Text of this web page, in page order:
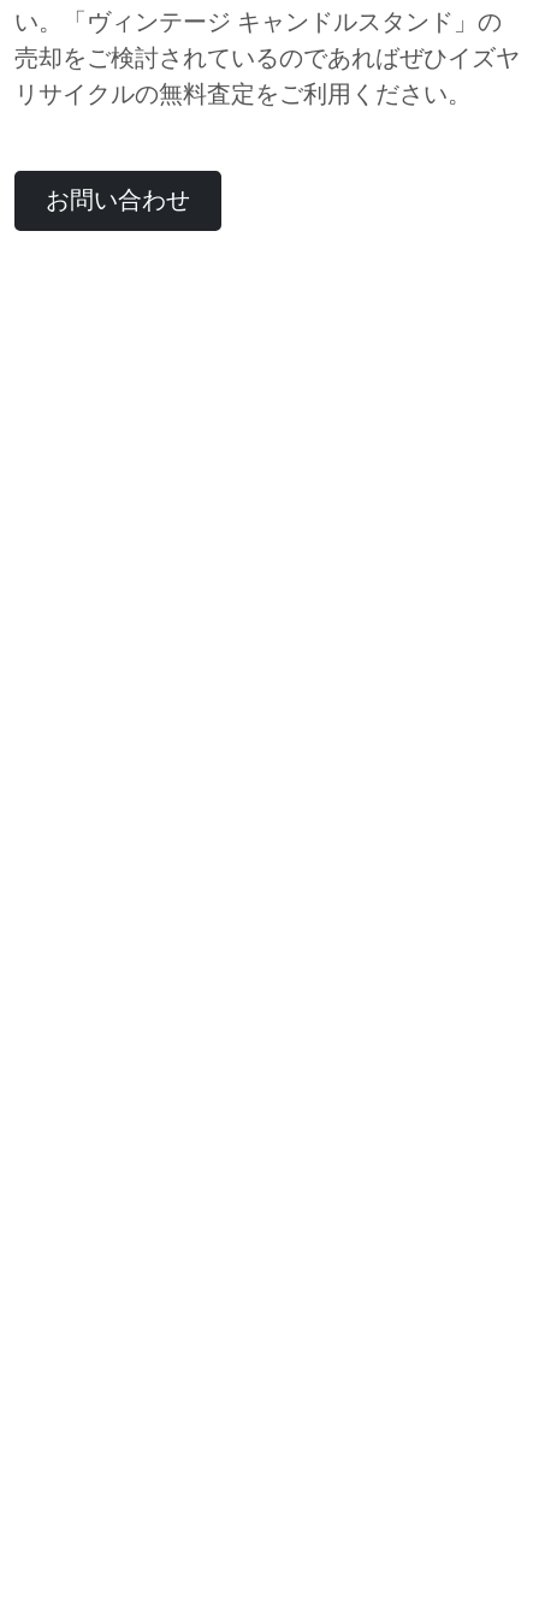
い。「ヴィンテージ キャンドルスタンド」の
売却をご検討されているのであればぜひイズヤ
リサイクルの無料査定をご利用ください。
お問い合わせ